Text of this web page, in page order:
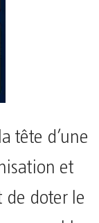
tête d’une
et
de doter le